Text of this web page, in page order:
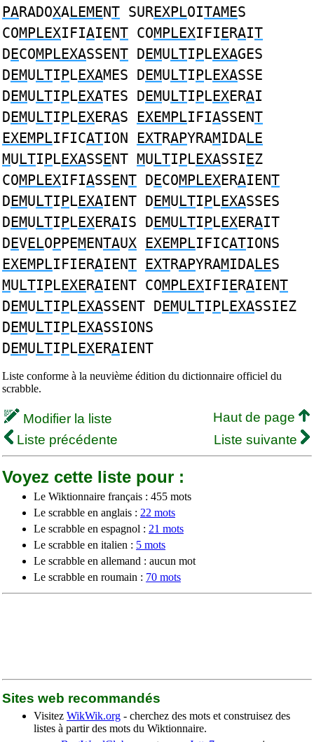
PARADOXALEMENT SUREXPLOITAMES
COMPLEXIFIAIENT COMPLEXIFIERAIT
DECOMPLEXASSENT DEMULTIPLEXAGES
DEMULTIPLEXAMES DEMULTIPLEXASSE
DEMULTIPLEXATES DEMULTIPLEXERAI
DEMULTIPLEXERAS EXEMPLIFIASSENT
EXEMPLIFICATION EXTRAPYRAMIDALE
MULTIPLEXASSENT MULTIPLEXASSIEZ
COMPLEXIFIASSENT DECOMPLEXERAIENT
DEMULTIPLEXAIENT DEMULTIPLEXASSES
DEMULTIPLEXERAIS DEMULTIPLEXERAIT
DEVELOPPEMENTAUX EXEMPLIFICATIONS
EXEMPLIFIERAIENT EXTRAPYRAMIDALES
MULTIPLEXERAIENT COMPLEXIFIERAIENT
DEMULTIPLEXASSENT DEMULTIPLEXASSIEZ
DEMULTIPLEXASSIONS
DEMULTIPLEXERAIENT
Liste conforme à la neuvième édition du dictionnaire officiel du
scrabble.
Modifier la liste
Haut de page
Liste précédente
Liste suivante
Voyez cette liste pour :
Le Wiktionnaire français : 455 mots
Le scrabble en anglais : 22 mots
Le scrabble en espagnol : 21 mots
Le scrabble en italien : 5 mots
Le scrabble en allemand : aucun mot
Le scrabble en roumain : 70 mots
Sites web recommandés
Visitez WikWik.org - cherchez des mots et construisez des
listes à partir des mots du Wiktionnaire.